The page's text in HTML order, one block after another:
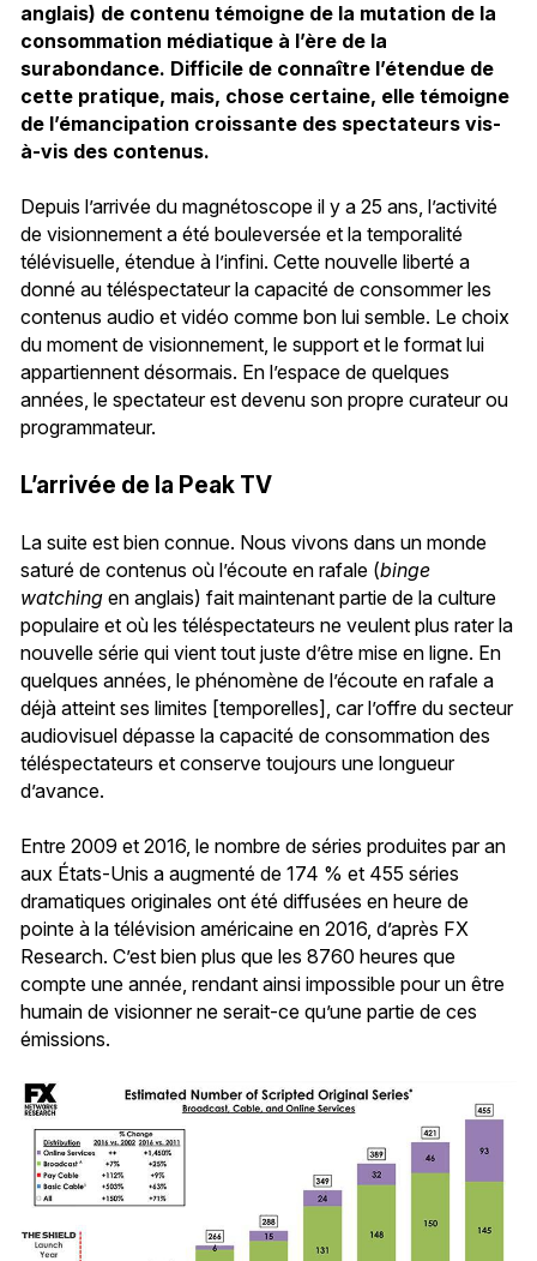
anglais) de contenu témoigne de la mutation de la
consommation médiatique à l’ère de la
surabondance. Difficile de connaître l’étendue de
cette pratique, mais, chose certaine, elle témoigne
de l’émancipation croissante des spectateurs vis-
à-vis des contenus.
Depuis l’arrivée du magnétoscope il y a 25 ans, l’activité
de visionnement a été bouleversée et la temporalité
télévisuelle, étendue à l’infini. Cette nouvelle liberté a
donné au téléspectateur la capacité de consommer les
contenus audio et vidéo comme bon lui semble. Le choix
du moment de visionnement, le support et le format lui
appartiennent désormais. En l’espace de quelques
années, le spectateur est devenu son propre curateur ou
programmateur.
L’arrivée de la Peak TV
La suite est bien connue. Nous vivons dans un monde
saturé de contenus où l’écoute en rafale (binge
watching en anglais) fait maintenant partie de la culture
populaire et où les téléspectateurs ne veulent plus rater la
nouvelle série qui vient tout juste d’être mise en ligne. En
quelques années, le phénomène de l’écoute en rafale a
déjà atteint ses limites [temporelles], car l’offre du secteur
audiovisuel dépasse la capacité de consommation des
téléspectateurs et conserve toujours une longueur
d’avance.
Entre 2009 et 2016, le nombre de séries produites par an
aux États-Unis a augmenté de 174 % et 455 séries
dramatiques originales ont été diffusées en heure de
pointe à la télévision américaine en 2016, d’après FX
Research. C’est bien plus que les 8760 heures que
compte une année, rendant ainsi impossible pour un être
humain de visionner ne serait-ce qu’une partie de ces
émissions.